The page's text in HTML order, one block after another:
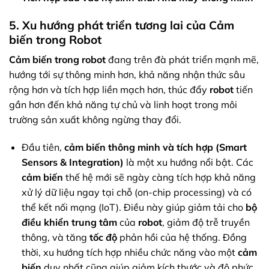
5. Xu hướng phát triển tương lai của Cảm
biến trong Robot
Cảm biến trong robot đang trên đà phát triển mạnh mẽ,
hướng tới sự thông minh hơn, khả năng nhận thức sâu
rộng hơn và tích hợp liền mạch hơn, thúc đẩy robot tiến
gần hơn đến khả năng tự chủ và linh hoạt trong môi
trường sản xuất không ngừng thay đổi.
Đầu tiên, cảm biến thông minh và tích hợp (Smart
Sensors & Integration) là một xu hướng nổi bật. Các
cảm biến thế hệ mới sẽ ngày càng tích hợp khả năng
xử lý dữ liệu ngay tại chỗ (on-chip processing) và có
thể kết nối mạng (IoT). Điều này giúp giảm tải cho bộ
điều khiển trung tâmcủa robot, giảm độ trễ truyền
thông, và tăng tốc độphản hồi của hệ thống. Đồng
thời, xu hướng tích hợp nhiều chức năng vào một cảm